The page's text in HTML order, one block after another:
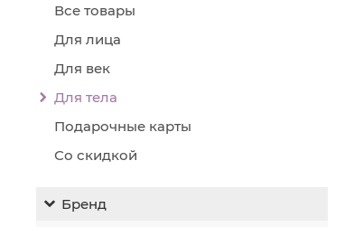
Все товары
Для лица
Для век
Для тела
Подарочные карты
Со скидкой
Бренд